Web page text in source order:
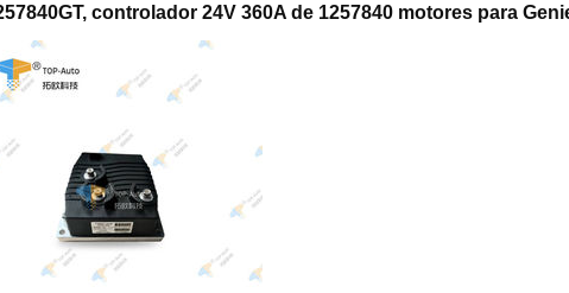
controlador 24V 360A de 1257840 motores para